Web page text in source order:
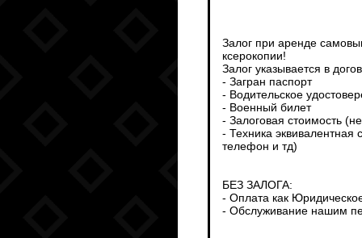
Залог при аренде
ксерокопии!
Залог указывается в
- Загран паспорт
- Водительское
- Военный билет
- Залоговая стоимость
- Техника эквивалентная
телефон и тд)
БЕЗ ЗАЛОГА:
- Оплата как
- Обслуживание нашим